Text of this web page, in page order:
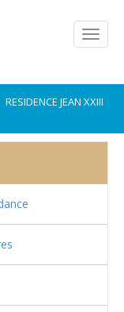
RESIDENCE JEAN XXIII